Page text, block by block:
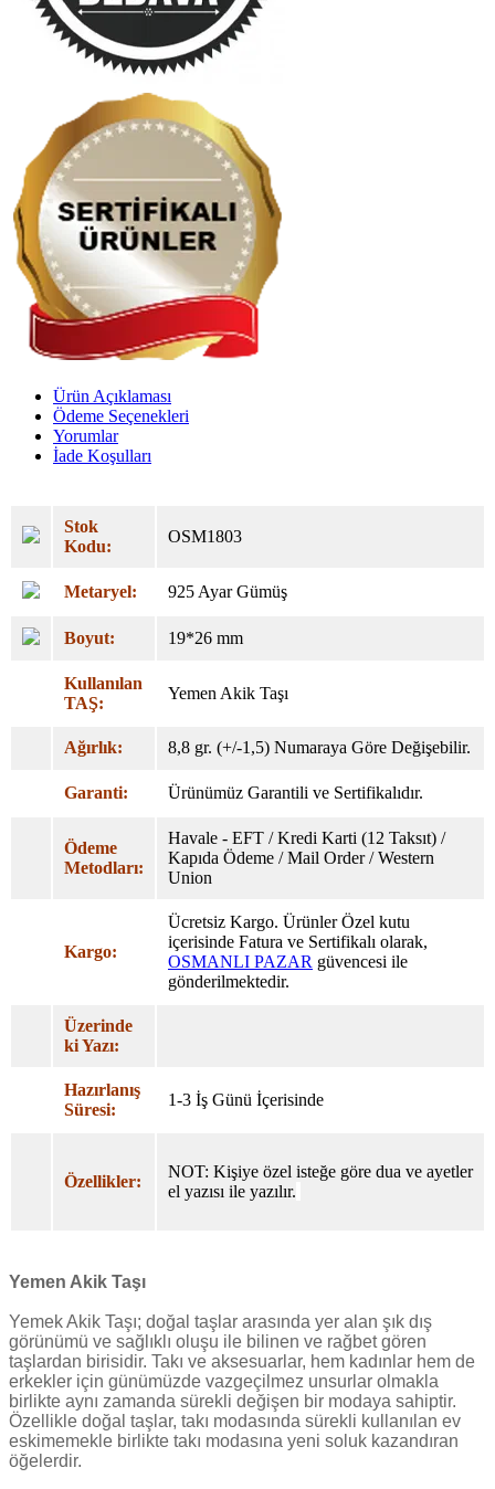
Ürün Açıklaması
Ödeme Seçenekleri
Yorumlar
İade Koşulları
Stok
Kodu:
OSM1803
Metaryel: 925 Ayar Gümüş
Boyut: 19*26 mm
Kullanılan
TAŞ:
Yemen Akik Taşı
Ağırlık: 8,8 gr. (+/-1,5) Numaraya Göre Değişebilir.
Garanti: Ürünümüz Garantili ve Sertifikalıdır.
Ödeme
Metodları:
Havale - EFT / Kredi Karti (12 Taksıt) /
Kapıda Ödeme / Mail Order / Western
Union
Kargo:
Ücretsiz Kargo. Ürünler Özel kutu
içerisinde Fatura ve Sertifikalı olarak,
OSMANLI PAZAR güvencesi ile
gönderilmektedir.
Üzerinde
ki Yazı:
Hazırlanış
Süresi:
1-3 İş Günü İçerisinde
Özellikler:
NOT: Kişiye özel isteğe göre dua ve ayetler
el yazısı ile yazılır.
Yemen Akik Taşı
Yemek Akik Taşı; doğal taşlar arasında yer alan şık dış
görünümü ve sağlıklı oluşu ile bilinen ve rağbet gören
taşlardan birisidir. Takı ve aksesuarlar, hem kadınlar hem de
erkekler için günümüzde vazgeçilmez unsurlar olmakla
birlikte aynı zamanda sürekli değişen bir modaya sahiptir.
Özellikle doğal taşlar, takı modasında sürekli kullanılan ev
eskimemekle birlikte takı modasına yeni soluk kazandıran
öğelerdir.